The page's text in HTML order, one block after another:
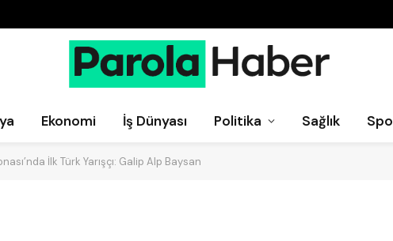
Ekonomi İş Dünyası Politika Sağlık
İlk Türk Yarışçı: Galip Alp Baysan